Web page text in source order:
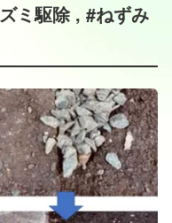
ミ駆除 , #ねずみ